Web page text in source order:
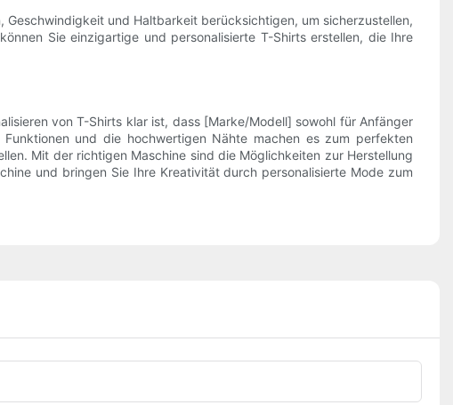
und Haltbarkeit berücksichtigen, um sicherzustellen,
Sie einzigartige und personalisierte T-Shirts erstellen, die Ihre
von T-Shirts klar ist, dass [Marke/Modell] sowohl für Anfänger
und die hochwertigen Nähte machen es zum perfekten
Mit der richtigen Maschine sind die Möglichkeiten zur Herstellung
und bringen Sie Ihre Kreativität durch personalisierte Mode zum